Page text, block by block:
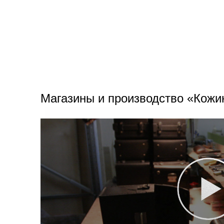
Магазины и производство